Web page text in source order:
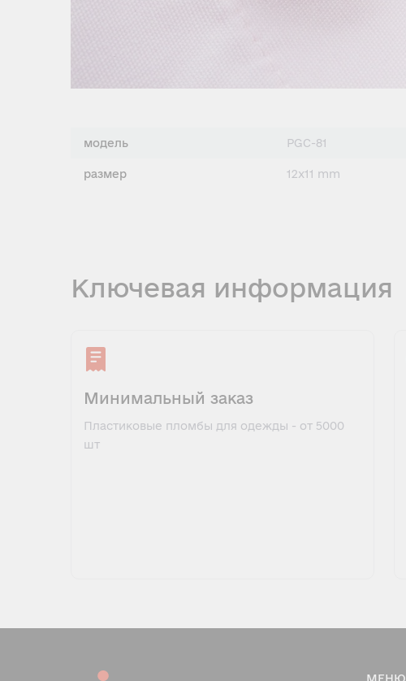
модель PGC-81
размер 12x11 mm
Ключевая информация
Минимальный заказ
Пластиковые пломбы для одежды - от 5000
шт